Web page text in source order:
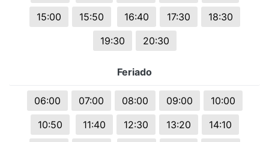
15:00
15:50 16:40 17:30
18:30
19:30
20:30
Feriado
06:00 07:00 08:00 09:00
10:00
10:50
11:40 12:30 13:20
14:10